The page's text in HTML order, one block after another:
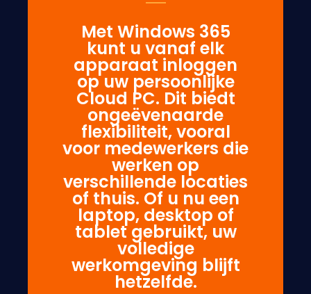
Met Windows 365
kunt u vanaf elk
apparaat inloggen
op uw persoonlijke
Cloud PC. Dit biedt
ongeëvenaarde
flexibiliteit, vooral
voor medewerkers die
werken op
verschillende locaties
of thuis. Of u nu een
laptop, desktop of
tablet gebruikt, uw
volledige
werkomgeving blijft
hetzelfde.